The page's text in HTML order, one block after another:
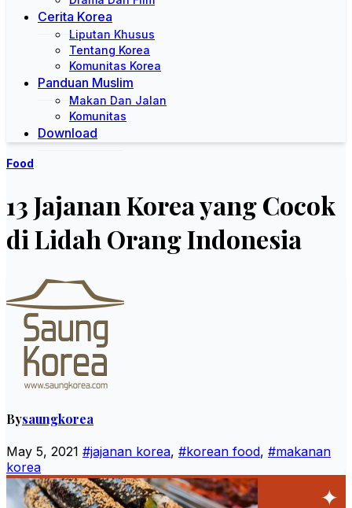
Cerita Korea
Liputan Khusus
Tentang Korea
Komunitas Korea
Panduan Muslim
Makan Dan Jalan
Komunitas
Download
Food
13 Jajanan Korea yang Cocok
di Lidah Orang Indonesia
Bysaungkorea
May 5, 2021 #jajanan korea, #korean food, #makanan
korea